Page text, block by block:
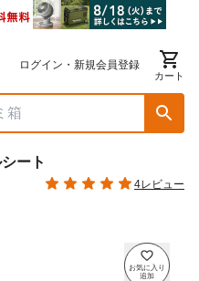
ログイン・新規会員登録
カート
ート
4レビュー